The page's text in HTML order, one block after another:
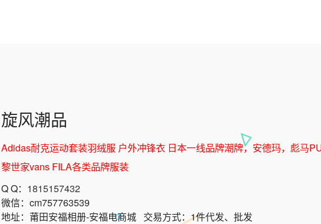
旋风潮品
Adidas耐克运动套装羽绒服 户外冲锋衣 日本一线品牌潮牌，安德玛，彪马
黎世家vans FILA各类品牌服装
Q Q： 1815157432
微信： cm757763539
地址： 莆田安福相册-安福电商城 交易方式：1件代发、批发